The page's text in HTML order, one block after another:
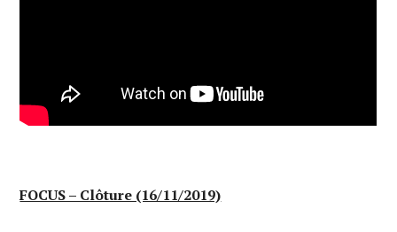
FOCUS – Clôture (16/11/2019)